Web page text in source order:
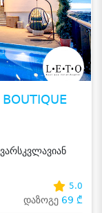
5.0
დაზოგე 69 ₾